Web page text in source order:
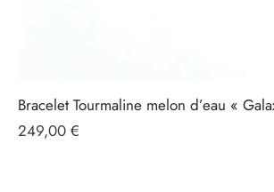
Bracelet Tourmaline melon d’eau «
249,00 €